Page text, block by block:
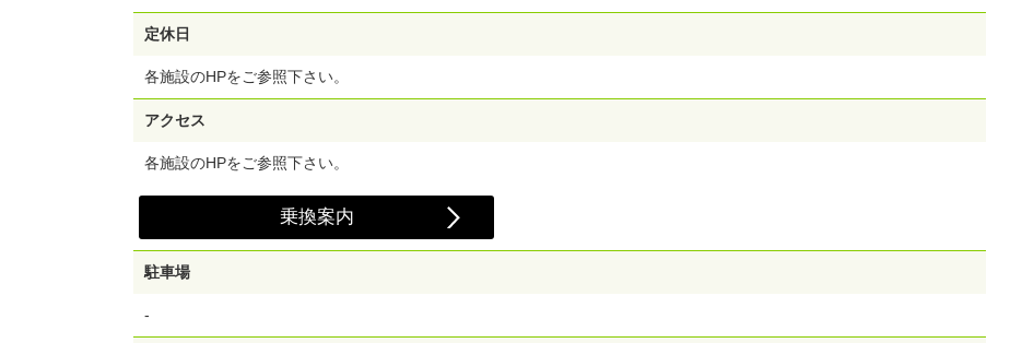
定休日
各施設のHPをご参照下さい。
アクセス
各施設のHPをご参照下さい。
乗換案内
駐車場
-